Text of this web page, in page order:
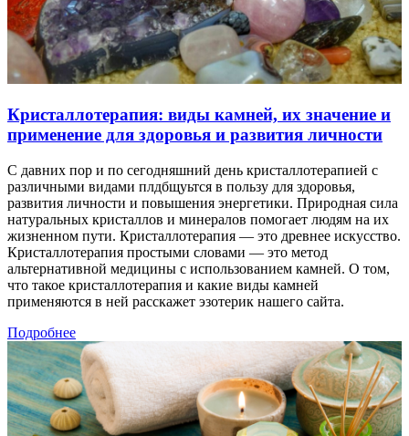
Кристаллотерапия: виды камней, их значение и
применение для здоровья и развития личности
С давних пор и по сегодняшний день кристаллотерапией с
различными видами плдбщуьтся в пользу для здоровья,
развития личности и повышения энергетики. Природная сила
натуральных кристаллов и минералов помогает людям на их
жизненном пути. Кристаллотерапия — это древнее искусство.
Кристаллотерапия простыми словами — это метод
альтернативной медицины с использованием камней. О том,
что такое кристаллотерапия и какие виды камней
применяются в ней расскажет эзотерик нашего сайта.
Подробнее